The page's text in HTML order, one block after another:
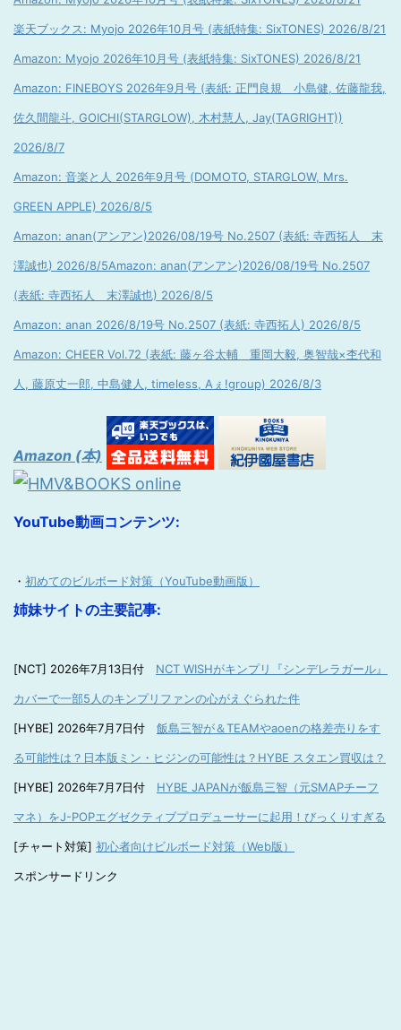
楽天ブックス: Myojo 2026年10月号 (表紙特集: SixTONES) 2026/8/21
Amazon: Myojo 2026年10月号 (表紙特集: SixTONES) 2026/8/21
Amazon: FINEBOYS 2026年9月号 (表紙: 正門良規 小島健, 佐藤龍我,
佐久間龍斗, GOICHI(STARGLOW), 木村慧人, Jay(TAGRIGHT))
2026/8/7
Amazon: 音楽と人 2026年9月号 (DOMOTO, STARGLOW, Mrs.
GREEN APPLE) 2026/8/5
Amazon: anan(アンアン)2026/08/19号 No.2507 (表紙: 寺西拓人 末
澤誠也) 2026/8/5Amazon: anan(アンアン)2026/08/19号 No.2507
(表紙: 寺西拓人 末澤誠也) 2026/8/5
Amazon: anan 2026/8/19号 No.2507 (表紙: 寺西拓人) 2026/8/5
Amazon: CHEER Vol.72 (表紙: 藤ヶ谷太輔 重岡大毅, 奥智哉×杢代和
人, 藤原丈一郎, 中島健人, timeless, Aぇ!group) 2026/8/3
Amazon (本)
YouTube動画コンテンツ:
・ 初めてのビルボード対策（YouTube動画版）
姉妹サイトの主要記事:
[NCT] 2026年7月13日付 NCT WISHがキンプリ『シンデレラガール』
カバーで一部5人のキンプリファンの心がえぐられた件
[HYBE] 2026年7月7日付 飯島三智が＆TEAMやaoenの格差売りをす
る可能性は？日本版ミン・ヒジンの可能性は？HYBE スタエン買収は？
[HYBE] 2026年7月7日付 HYBE JAPANが飯島三智（元SMAPチーフ
マネ）をJ-POPエグゼクティブプロデューサーに起用！びっくりすぎる
[チャート対策] 初心者向けビルボード対策（Web版）
スポンサードリンク